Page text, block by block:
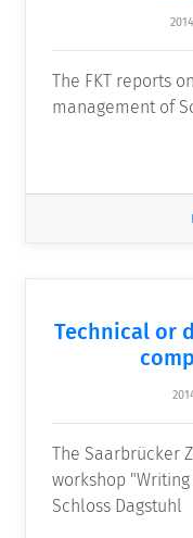
The FKT reports
management of
Technical or
The Saarbrücker
workshop
Schloss Dagstuhl